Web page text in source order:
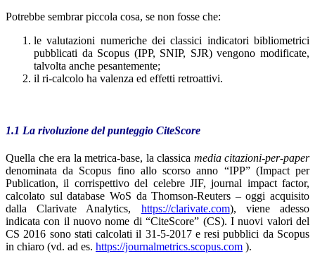
Potrebbe sembrar piccola cosa, se non fosse che:
le valutazioni numeriche dei classici indicatori bibliometrici
pubblicati da Scopus (IPP, SNIP, SJR) vengono modificate,
talvolta anche pesantemente;
il ri-calcolo ha valenza ed effetti retroattivi.
1.1 La rivoluzione del punteggio CiteScore
Quella che era la metrica-base, la classica media citazioni-per-paper
denominata da Scopus fino allo scorso anno “IPP” (Impact per
Publication, il corrispettivo del celebre JIF, journal impact factor,
calcolato sul database WoS da Thomson-Reuters – oggi acquisito
dalla Clarivate Analytics, https://clarivate.com), viene adesso
indicata con il nuovo nome di “CiteScore” (CS). I nuovi valori del
CS 2016 sono stati calcolati il 31-5-2017 e resi pubblici da Scopus
in chiaro (vd. ad es. https://journalmetrics.scopus.com ).